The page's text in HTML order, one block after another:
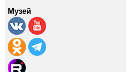
Музей